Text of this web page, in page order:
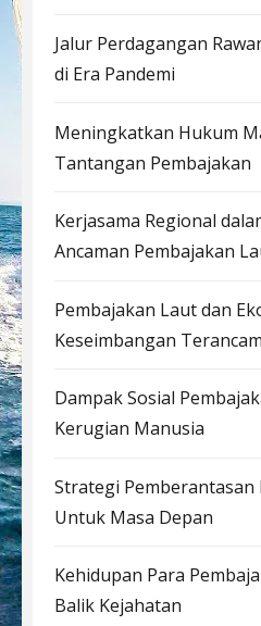
Jalur Perdagangan
di Era Pandemi
Meningkatkan Hukum
Tantangan Pembajakan
Kerjasama Regional
Ancaman Pembajakan
Pembajakan Laut dan
Keseimbangan Terancam
Dampak Sosial
Kerugian Manusia
Strategi Pemberantasan
Untuk Masa Depan
Kehidupan Para
Balik Kejahatan